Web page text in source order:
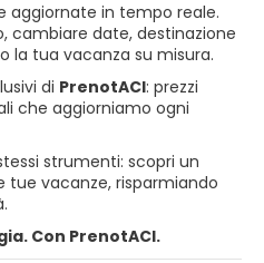
aggiornate in tempo reale.
cambiare date, destinazione
la tua vacanza su misura.
di PrenotACI: prezzi
che aggiorniamo ogni
strumenti: scopri un
tue vacanze, risparmiando
Con PrenotACI.